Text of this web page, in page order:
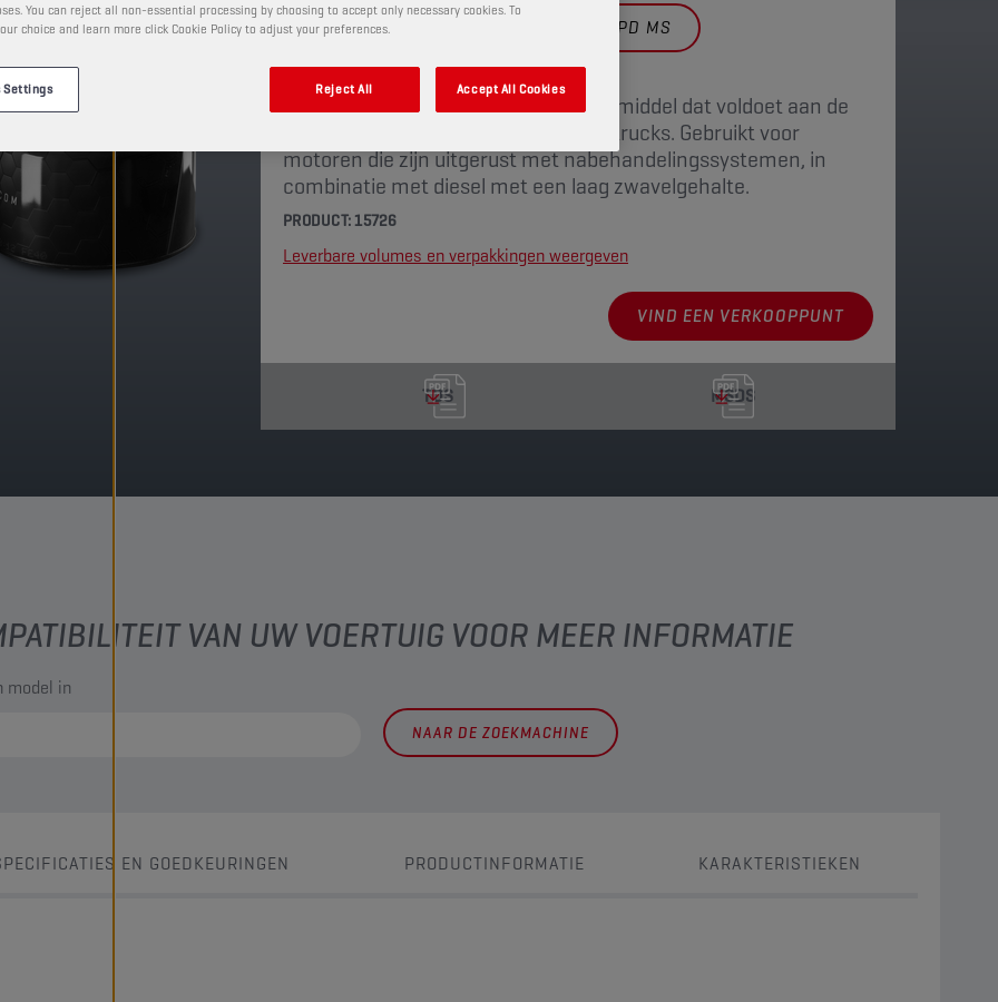
CHAMPION 10W40 UHPD MS
Dit is een volledig synthetisch smeermiddel dat voldoet aan de
hoogste prestatie-eisen voor zware trucks. Gebruikt voor
motoren die zijn uitgerust met nabehandelingssystemen, in
combinatie met diesel met een laag zwavelgehalte.
PRODUCT: 15726
Leverbare volumes en verpakkingen weergeven
VIND EEN VERKOOPPUNT
TDS MSDS
VAN UW VOERTUIG VOOR MEER INFORMATIE
model in
NAAR DE ZOEKMACHINE
EN GOEDKEURINGEN PRODUCTINFORMATIE KARAKTERISTIEKEN
You can reject all non-essential processing by choosing to accept only necessary cookies. To
choice and learn more click Cookie Policy to adjust your preferences.
Settings Reject All Accept All Cookies